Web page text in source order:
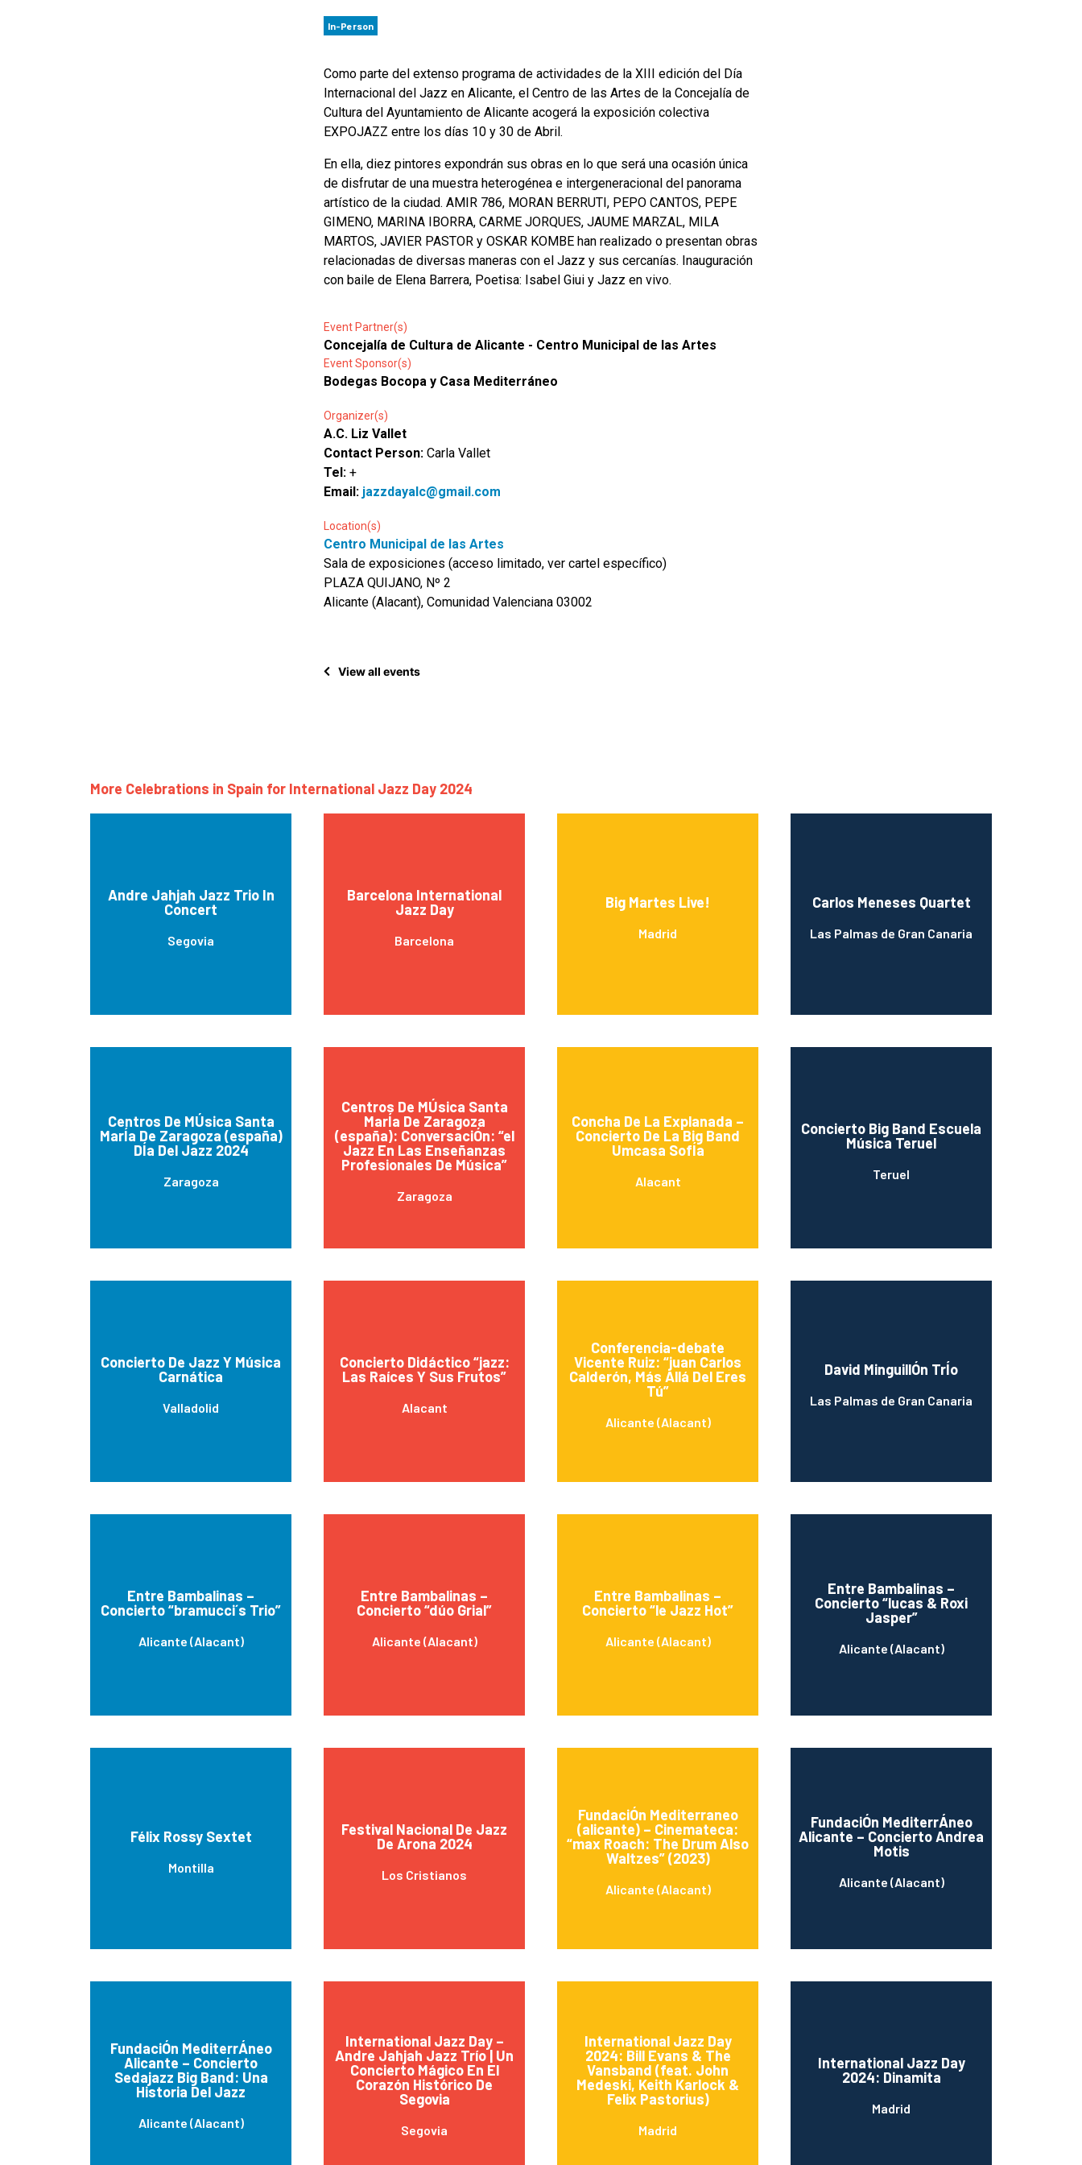
In-Person
Como parte del extenso programa de actividades de la XIII edición del Día
Internacional del Jazz en Alicante, el Centro de las Artes de la Concejalía de
Cultura del Ayuntamiento de Alicante acogerá la exposición colectiva
EXPOJAZZ entre los días 10 y 30 de Abril.
En ella, diez pintores expondrán sus obras en lo que será una ocasión única
de disfrutar de una muestra heterogénea e intergeneracional del panorama
artístico de la ciudad. AMIR 786, MORAN BERRUTI, PEPO CANTOS, PEPE
GIMENO, MARINA IBORRA, CARME JORQUES, JAUME MARZAL, MILA
MARTOS, JAVIER PASTOR y OSKAR KOMBE han realizado o presentan obras
relacionadas de diversas maneras con el Jazz y sus cercanías. Inauguración
con baile de Elena Barrera, Poetisa: Isabel Giui y Jazz en vivo.
Event Partner(s)
Concejalía de Cultura de Alicante - Centro Municipal de las Artes
Event Sponsor(s)
Bodegas Bocopa y Casa Mediterráneo
Organizer(s)
A.C. Liz Vallet
Contact Person: Carla Vallet
Tel: +
Email: jazzdayalc@gmail.com
Location(s)
Centro Municipal de las Artes
Sala de exposiciones (acceso limitado, ver cartel específico)
PLAZA QUIJANO, Nº 2
Alicante (Alacant), Comunidad Valenciana 03002
View all events
More Celebrations in Spain for International Jazz Day 2024
Andre Jahjah Jazz Trio In
Concert
Segovia
Barcelona International
Jazz Day
Barcelona
Big Martes Live!
Madrid
Carlos Meneses Quartet
Las Palmas de Gran Canaria
Centros De MÚsica Santa
MarÍa De Zaragoza (españa)
DÍa Del Jazz 2024
Zaragoza
Centros De MÚsica Santa
MarÍa De Zaragoza
(españa): ConversaciÓn: “el
Jazz En Las Enseñanzas
Profesionales De Música”
Zaragoza
Concha De La Explanada –
Concierto De La Big Band
Umcasa SofÍa
Alacant
Concierto Big Band Escuela
Música Teruel
Teruel
Concierto De Jazz Y Música
Carnática
Valladolid
Concierto Didáctico “jazz:
Las Raíces Y Sus Frutos”
Alacant
Conferencia-debate
Vicente Ruiz: “juan Carlos
Calderón, Más Allá Del Eres
Tú”
Alicante (Alacant)
David MinguillÓn TrÍo
Las Palmas de Gran Canaria
Entre Bambalinas –
Concierto “bramucci´s Trio”
Alicante (Alacant)
Entre Bambalinas –
Concierto “dúo Grial”
Alicante (Alacant)
Entre Bambalinas –
Concierto “le Jazz Hot”
Alicante (Alacant)
Entre Bambalinas –
Concierto “lucas & Roxi
Jasper”
Alicante (Alacant)
Félix Rossy Sextet
Montilla
Festival Nacional De Jazz
De Arona 2024
Los Cristianos
FundaciÓn Mediterraneo
(alicante) – Cinemateca:
“max Roach: The Drum Also
Waltzes” (2023)
Alicante (Alacant)
FundaciÓn MediterrÁneo
Alicante – Concierto Andrea
Motis
Alicante (Alacant)
FundaciÓn MediterrÁneo
Alicante – Concierto
Sedajazz Big Band: Una
Historia Del Jazz
Alicante (Alacant)
International Jazz Day –
Andre Jahjah Jazz Trío | Un
Concierto Mágico En El
Corazón Histórico De
Segovia
Segovia
International Jazz Day
2024: Bill Evans & The
Vansband (feat. John
Medeski, Keith Karlock &
Felix Pastorius)
Madrid
International Jazz Day
2024: Dinamita
Madrid